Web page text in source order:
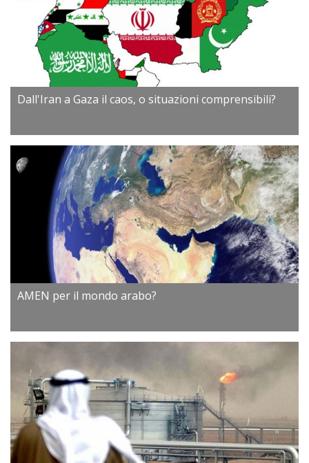
Dall'Iran a Gaza il caos, o situazioni comprensibili?
AMEN per il mondo arabo?